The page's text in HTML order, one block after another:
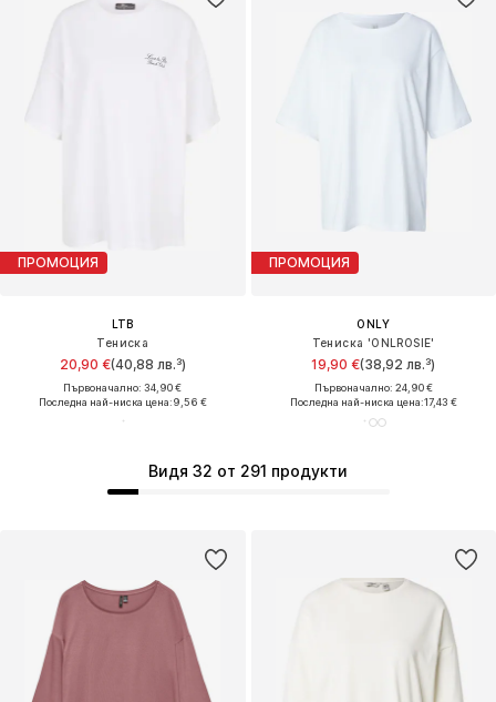
ПРОМОЦИЯ
LTB
Тениска
20,90 €(40,88 лв.³)
Първоначално: 34,90 €
Последна най-ниска цена:9,56 €
ПРОМОЦИЯ
ONLY
Тениска 'ONLROSIE'
19,90 €(38,92 лв.³)
Първоначално: 24,90 €
Последна най-ниска цена:17,43 €
Видя 32 от 291 продукти